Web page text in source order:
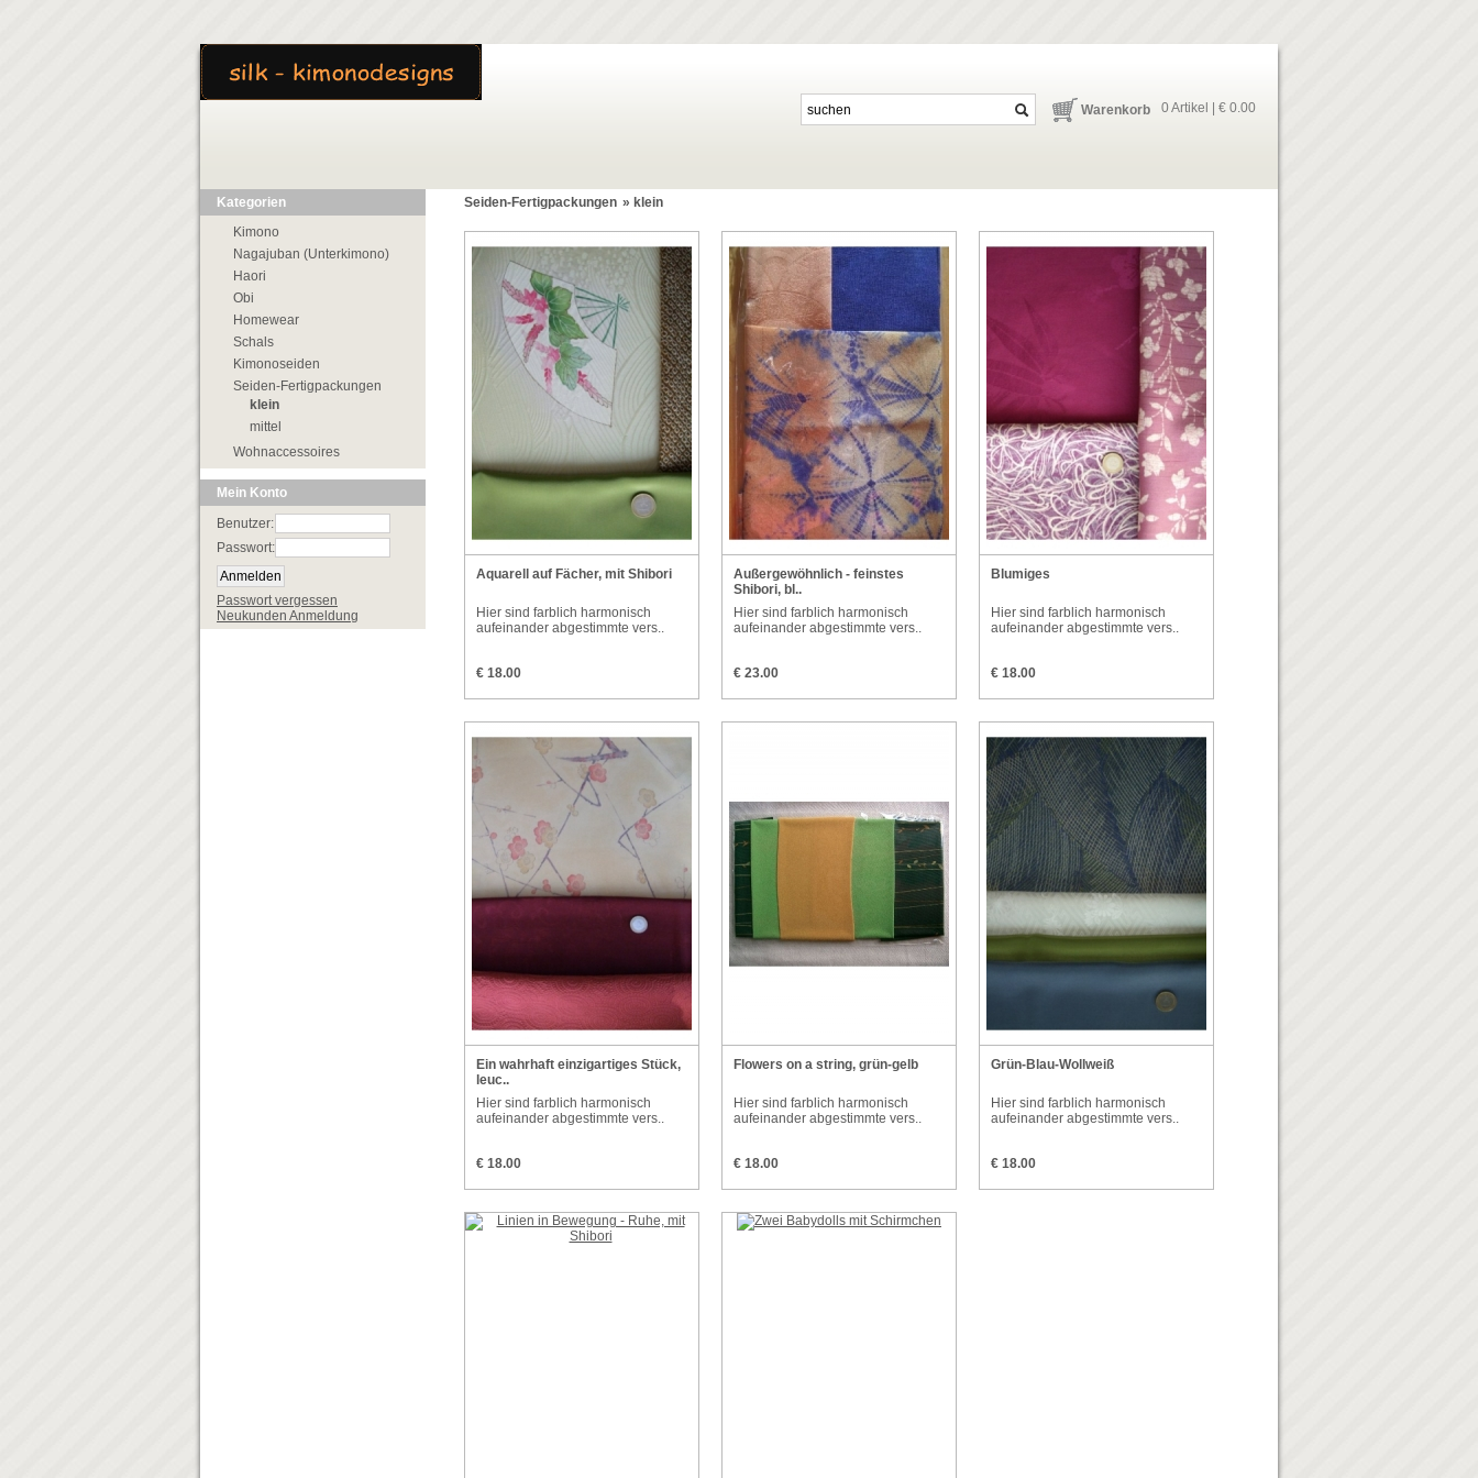
Warenkorb 0 Artikel | € 0.00
Kategorien
Kimono
Nagajuban (Unterkimono)
Haori
Obi
Homewear
Schals
Kimonoseiden
Seiden-Fertigpackungen
klein
mittel
Wohnaccessoires
Mein Konto
Benutzer:
Passwort:
Passwort vergessen
Neukunden Anmeldung
Seiden-Fertigpackungen » klein
Aquarell auf Fächer, mit Shibori
Hier sind farblich harmonisch
aufeinander abgestimmte vers..
€ 18.00
Außergewöhnlich - feinstes
Shibori, bl..
Hier sind farblich harmonisch
aufeinander abgestimmte vers..
€ 23.00
Blumiges
Hier sind farblich harmonisch
aufeinander abgestimmte vers..
€ 18.00
Ein wahrhaft einzigartiges Stück,
leuc..
Hier sind farblich harmonisch
aufeinander abgestimmte vers..
€ 18.00
Flowers on a string, grün-gelb
Hier sind farblich harmonisch
aufeinander abgestimmte vers..
€ 18.00
Grün-Blau-Wollweiß
Hier sind farblich harmonisch
aufeinander abgestimmte vers..
€ 18.00